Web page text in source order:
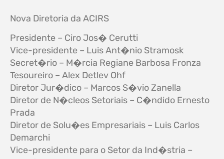
Nova Diretoria da ACIRS
Presidente – Ciro Jos� Cerutti
Vice-presidente – Luis Ant�nio Stramosk
Secret�rio – M�rcia Regiane Barbosa Fronza
Tesoureiro – Alex Detlev Ohf
Diretor Jur�dico – Marcos S�vio Zanella
Diretor de N�cleos Setoriais – C�ndido Ernesto
Prada
Diretor de Solu�es Empresariais – Luis Carlos
Demarchi
Vice-presidente para o Setor da Ind�stria –